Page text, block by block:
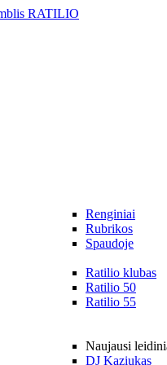
Renginiai
Rubrikos
Spaudoje
Ratilio klubas
Ratilio 50
Ratilio 55
Naujausi
DJ Kaziukas